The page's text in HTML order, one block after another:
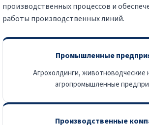
производственных процессов и
работы производственных линий.
Промышленные
Агрохолдинги, животноводческие
агропромышленные
Производственные